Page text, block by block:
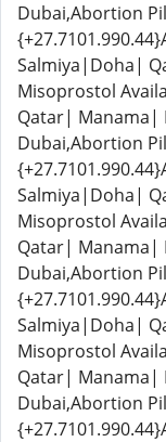
Dubai,Abortion
Salmiya|Doha|
Misoprostol
Qatar| Manama|
Dubai,Abortion
Salmiya|Doha|
Misoprostol
Qatar| Manama|
Dubai,Abortion
Salmiya|Doha|
Misoprostol
Qatar| Manama|
Dubai,Abortion